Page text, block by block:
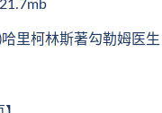
里柯林斯著勾勒姆医生